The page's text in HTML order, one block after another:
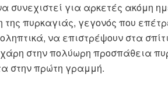
συνεχιστεί για αρκετές ακόμη
πυρκαγιάς, γεγονός που
να επιστρέψουν στα
χάρη στην πολύωρη προσπάθεια
στην πρώτη γραμμή.